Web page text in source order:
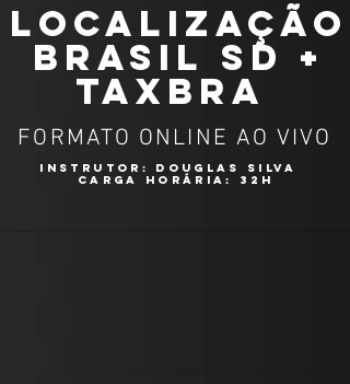
Localização
Brasil SD +
TAXBRA
FORMATO ONLINE AO VIVO
INSTRUTOR: DOUGLAS SILVA
carga horária: 32H